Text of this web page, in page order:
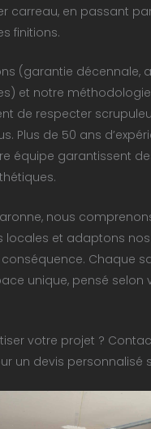
carreau, en passant
finitions.
(garantie décennale,
et notre
de respecter
Plus de 50 ans
équipe garantissent
nous
locales et adaptons
Chaque
unique, pensé selon
votre projet ?
un devis personnalisé